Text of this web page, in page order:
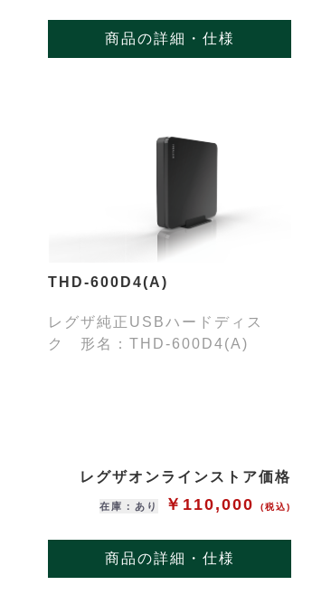
商品の詳細・仕様
THD-600D4(A)
レグザ純正USBハードディス
ク 形名：THD-600D4(A)
レグザオンラインストア価格
在庫：あり ￥110,000(税込)
商品の詳細・仕様